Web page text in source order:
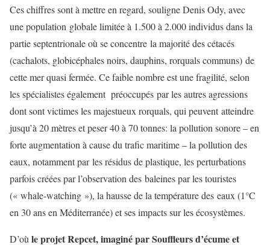
Ces chiffres sont à mettre en regard, souligne Denis Ody, avec
une population globale limitée à 1.500 à 2.000 individus dans la
partie septentrionale où se concentre la majorité des cétacés
(cachalots, globicéphales noirs, dauphins, rorquals communs) de
cette mer quasi fermée. Ce faible nombre est une fragilité, selon
les spécialistes également préoccupés par les autres agressions
dont sont victimes les majestueux rorquals, qui peuvent atteindre
jusqu’à 20 mètres et peser 40 à 70 tonnes: la pollution sonore – en
forte augmentation à cause du trafic maritime – la pollution des
eaux, notamment par les résidus de plastique, les perturbations
parfois créées par l’observation des baleines par les touristes
(« whale-watching »), la hausse de la température des eaux (1°C
en 30 ans en Méditerranée) et ses impacts sur les écosystèmes.
D’oùle projet Repcet, imaginé par Souffleurs d’écume et